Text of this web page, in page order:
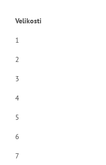
Velikosti
1 70 –
2 80 –
3 90 –
4 100 –
5 110 –
6 120 –
7 130 –